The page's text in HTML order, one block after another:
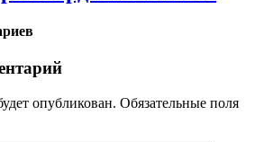
опубликован. Обязательные поля